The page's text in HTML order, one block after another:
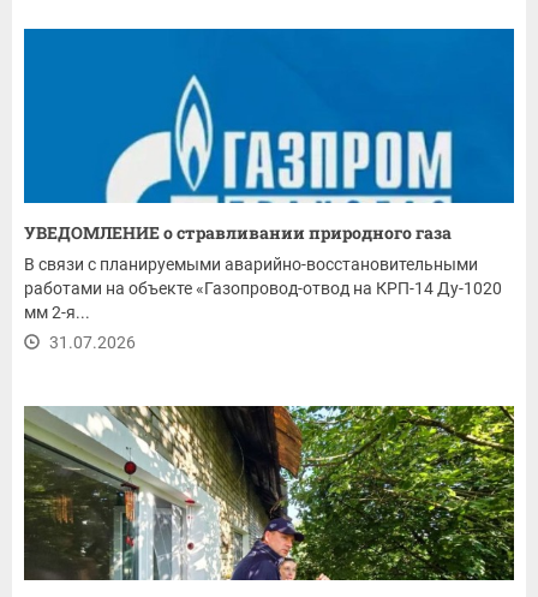
УВЕДОМЛЕНИЕ о стравливании природного газа
В связи с планируемыми аварийно-восстановительными
работами на объекте «Газопровод-отвод на КРП-14 Ду-1020
мм 2-я...
31.07.2026